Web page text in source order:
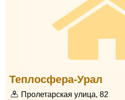
Теплосфера-Урал
Пролетарская улица, 82